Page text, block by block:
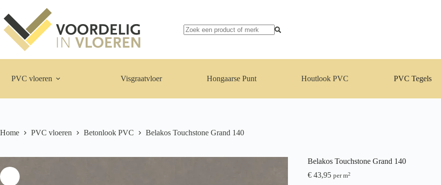
naar
de
inhoud
PVC vloeren Visgraatvloer Hongaarse Punt Houtlook PVC PVC Tegels
Home PVC vloeren Betonlook PVC Belakos Touchstone Grand 140
Belakos Touchstone Grand 140
€43,95 per m2